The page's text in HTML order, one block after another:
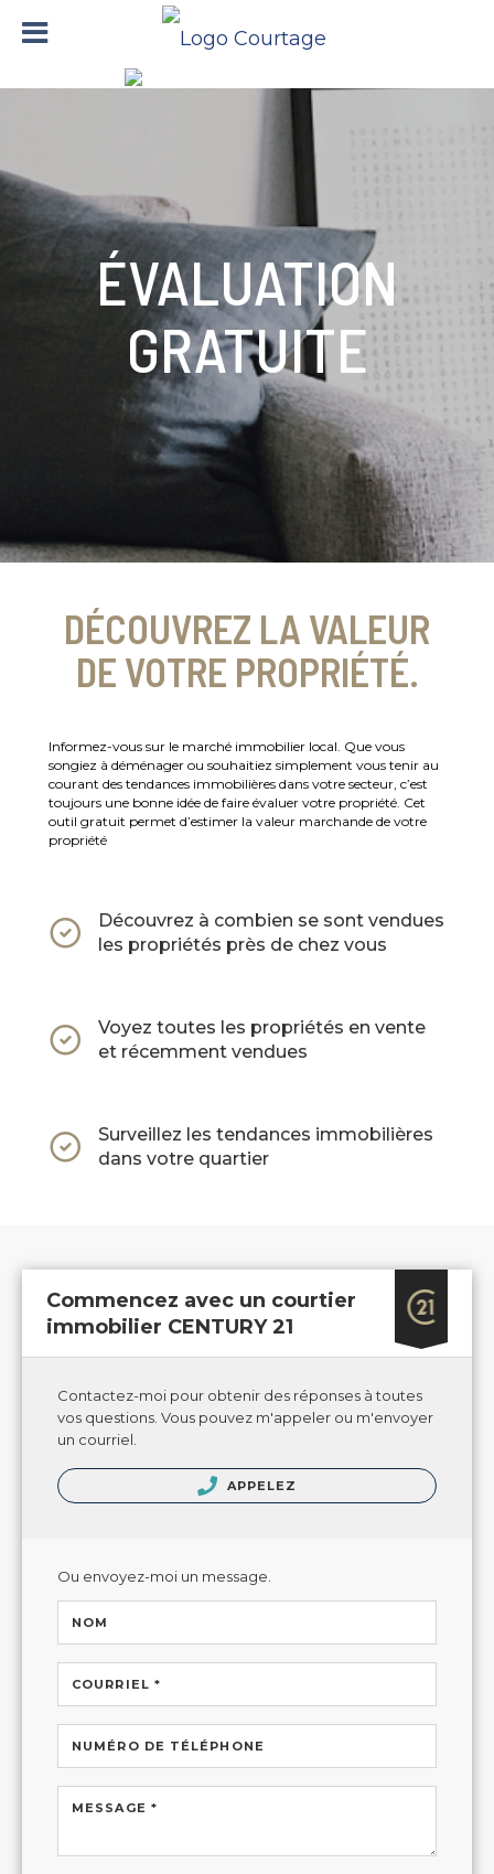
ÉVALUATION
GRATUITE
DÉCOUVREZ LA VALEUR
DE VOTRE PROPRIÉTÉ.
Informez-vous sur le marché immobilier local. Que vous
songiez à déménager ou souhaitiez simplement vous tenir au
courant des tendances immobilières dans votre secteur, c’est
toujours une bonne idée de faire évaluer votre propriété. Cet
outil gratuit permet d’estimer la valeur marchande de votre
propriété
Découvrez à combien se sont vendues
les propriétés près de chez vous
Voyez toutes les propriétés en vente
et récemment vendues
Surveillez les tendances immobilières
dans votre quartier
Commencez avec un courtier
immobilier CENTURY 21
Contactez-moi pour obtenir des réponses à toutes
vos questions. Vous pouvez m'appeler ou m'envoyer
un courriel.
APPELEZ
Ou envoyez-moi un message.
NOM
COURRIEL *
NUMÉRO DE TÉLÉPHONE
MESSAGE *